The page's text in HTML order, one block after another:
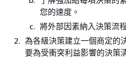
您的速度。
將外部因素納入決策流
為各級決策建立一個商定的
要為受衝突利益影響的決策